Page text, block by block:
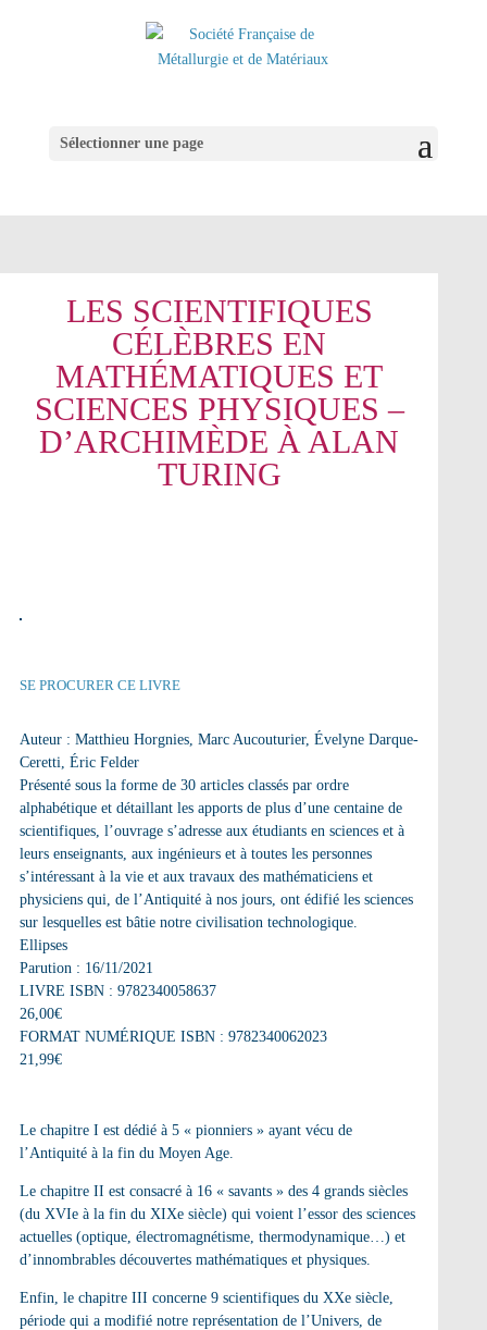
Sélectionner une page
LES SCIENTIFIQUES
CÉLÈBRES EN
MATHÉMATIQUES ET
SCIENCES PHYSIQUES –
D’ARCHIMÈDE À ALAN
TURING
SE PROCURER CE LIVRE
Auteur : Matthieu Horgnies, Marc Aucouturier, Évelyne Darque-
Ceretti, Éric Felder
Présenté sous la forme de 30 articles classés par ordre
alphabétique et détaillant les apports de plus d’une centaine de
scientifiques, l’ouvrage s’adresse aux étudiants en sciences et à
leurs enseignants, aux ingénieurs et à toutes les personnes
s’intéressant à la vie et aux travaux des mathématiciens et
physiciens qui, de l’Antiquité à nos jours, ont édifié les sciences
sur lesquelles est bâtie notre civilisation technologique.
Ellipses
Parution : 16/11/2021
LIVRE ISBN : 9782340058637
26,00€
FORMAT NUMÉRIQUE ISBN : 9782340062023
21,99€
Le chapitre I est dédié à 5 « pionniers » ayant vécu de
l’Antiquité à la fin du Moyen Age.
Le chapitre II est consacré à 16 « savants » des 4 grands siècles
(du XVIe à la fin du XIXe siècle) qui voient l’essor des sciences
actuelles (optique, électromagnétisme, thermodynamique…) et
d’innombrables découvertes mathématiques et physiques.
Enfin, le chapitre III concerne 9 scientifiques du XXe siècle,
période qui a modifié notre représentation de l’Univers, de